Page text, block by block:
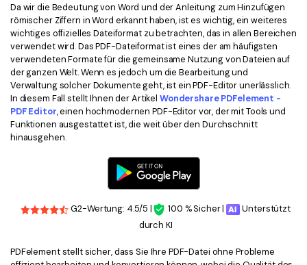
Da wir die Bedeutung von Word und der Anleitung zum Hinzufügen
römischer Ziffern in Word erkannt haben, ist es wichtig, ein weiteres
wichtiges offizielles Dateiformat zu betrachten, das in allen Bereichen
verwendet wird. Das PDF-Dateiformat ist eines der am häufigsten
verwendeten Formate für die gemeinsame Nutzung von Dateien auf
der ganzen Welt. Wenn es jedoch um die Bearbeitung und
Verwaltung solcher Dokumente geht, ist ein PDF-Editor unerlässlich.
In diesem Fall stellt Ihnen der Artikel Wondershare PDFelement -
PDF Editor, einen hochmodernen PDF-Editor vor, der mit Tools und
Funktionen ausgestattet ist, die weit über den Durchschnitt
hinausgehen.
G2-Wertung: 4.5/5 | 100 % Sicher |
Unterstützt
durch KI
PDFelement stellt sicher, dass Sie Ihre PDF-Datei ohne Probleme